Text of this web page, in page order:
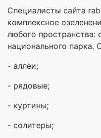
Специалисты сайта
комплексное
любого пространства:
национального парка.
- аллеи;
- рядовые;
- куртины;
- солитеры;